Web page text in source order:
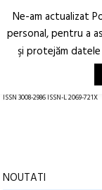
Arhitectură.
Oraș.
ISSN 3008-2986 ISSN-L 2069-721X
NOUTATI
Ne-am actualizat
personal, pentru a
şi protejăm